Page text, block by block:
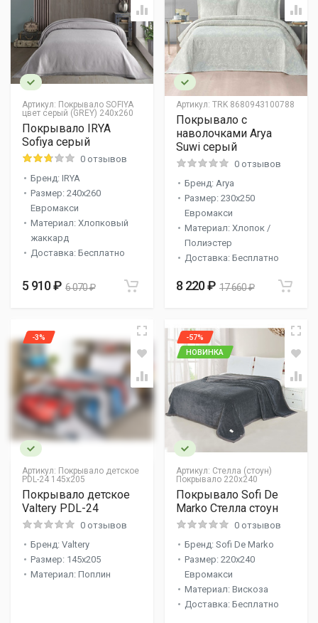
Артикул: Покрывало SOFIYA
цвет серый (GREY) 240х260
Покрывало IRYA
Sofiya серый
0 отзывов
Бренд: IRYA
Размер: 240x260
Евромакси
Материал: Хлопковый
жаккард
Доставка: Бесплатно
5 910 ₽ 6 070 ₽
Артикул: TRK 8680943100788
Покрывало с
наволочками Arya
Suwi серый
0 отзывов
Бренд: Arya
Размер: 230x250
Евромакси
Материал: Хлопок /
Полиэстер
Доставка: Бесплатно
8 220 ₽ 17 660 ₽
Артикул: Покрывало детское
PDL-24 145х205
-3%
Покрывало детское
Valtery PDL-24
0 отзывов
Бренд: Valtery
Размер: 145х205
Материал: Поплин
Артикул: Стелла (стоун)
Покрывало 220х240
-57%
НОВИНКА
Покрывало Sofi De
Marko Стелла стоун
0 отзывов
Бренд: Sofi De Marko
Размер: 220x240
Евромакси
Материал: Вискоза
Доставка: Бесплатно